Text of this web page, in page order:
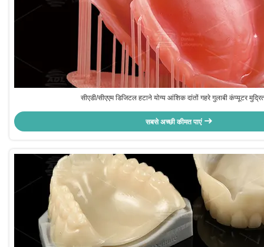
सीएडी/सीएएम डिजिटल हटाने योग्य आंशिक दांतों गहरे गुलाबी कंप्यूटर
सबसे अच्छी कीमत पाएं